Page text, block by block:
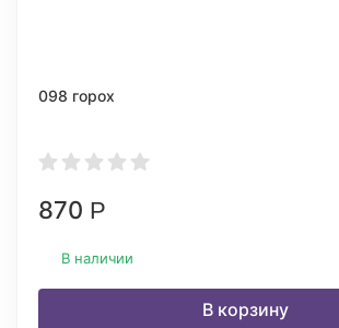
098 горох
870 Р
В наличии
В корзину